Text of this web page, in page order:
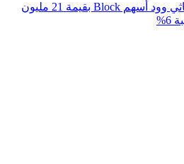
تشتري Ark Invest التابعة لكاثي وود أسهم Block بقيمة 21 مليون